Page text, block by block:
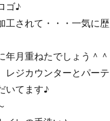
ゴ♪
工されて・・・一気に
年月重ねたでしょう＾＾
レジカウンターとパー
いてます♪